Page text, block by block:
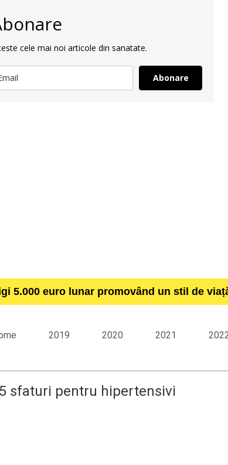
cele mai noi articole din sanatate.
Abonare
5.000 euro lunar promovând un stil de
2019 2020 2021
5 sfaturi pentru hipertensivi